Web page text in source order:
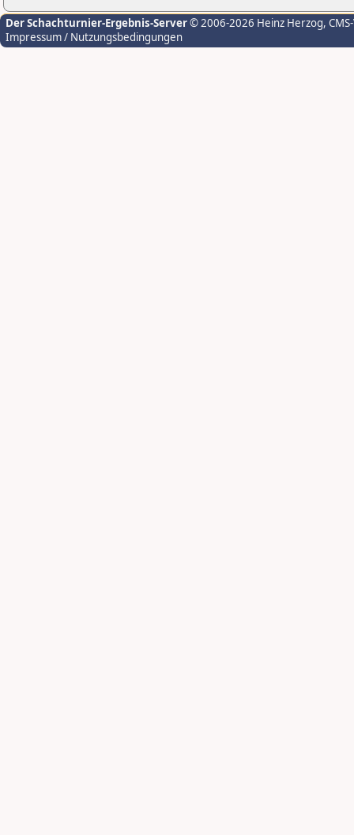
Der Schachturnier-Ergebnis-Server© 2006-2026 Heinz Herzog,
Impressum / Nutzungsbedingungen